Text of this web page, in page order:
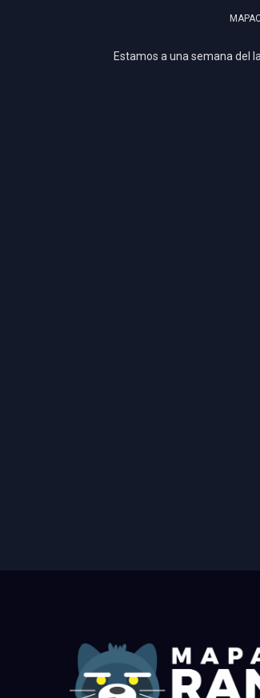
Estamos a una semana del